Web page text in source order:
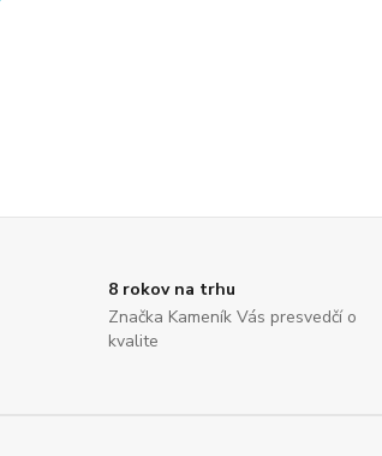
8 rokov na trhu
Značka Kameník Vás presvedčí o
kvalite